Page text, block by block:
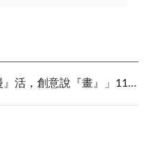
生犯罪預防漫畫與創意短片徵件活動辦法、報名表、海報.pdf